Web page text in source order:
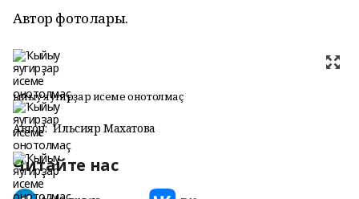
Автор фотолары.
Ҡыйыу яугирҙар исеме онотолмаҫ
Автор: Ильсияр Махатова
Читайте нас